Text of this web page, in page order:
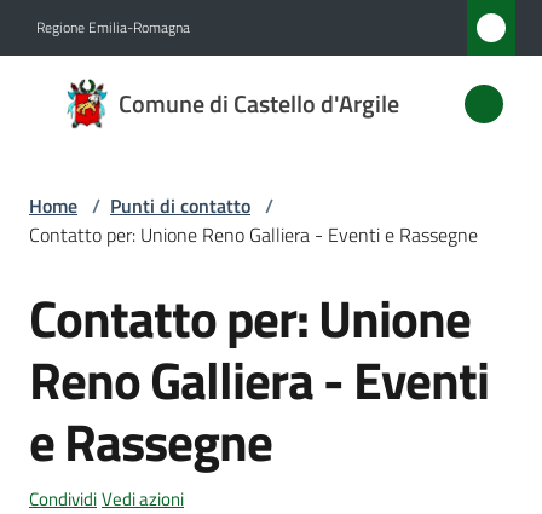
Regione Emilia-Romagna
Comune di Castello d'Argile
Comune
di
d'Argile
Amministrazione
Novità
Servizi
Vivere
Home / Punti di contatto /
Contatto per: Unione Reno Galliera - Eventi e Rassegne
Salta al contenuto
Contatto per: Unione
Reno Galliera - Eventi
e Rassegne
CondividiVedi azioni